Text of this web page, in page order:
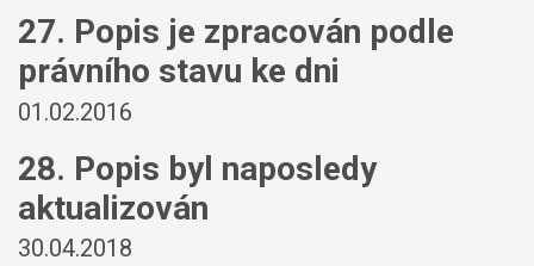
27. Popis je zpracován podle
právního stavu ke dni
01.02.2016
28. Popis byl naposledy
aktualizován
30.04.2018